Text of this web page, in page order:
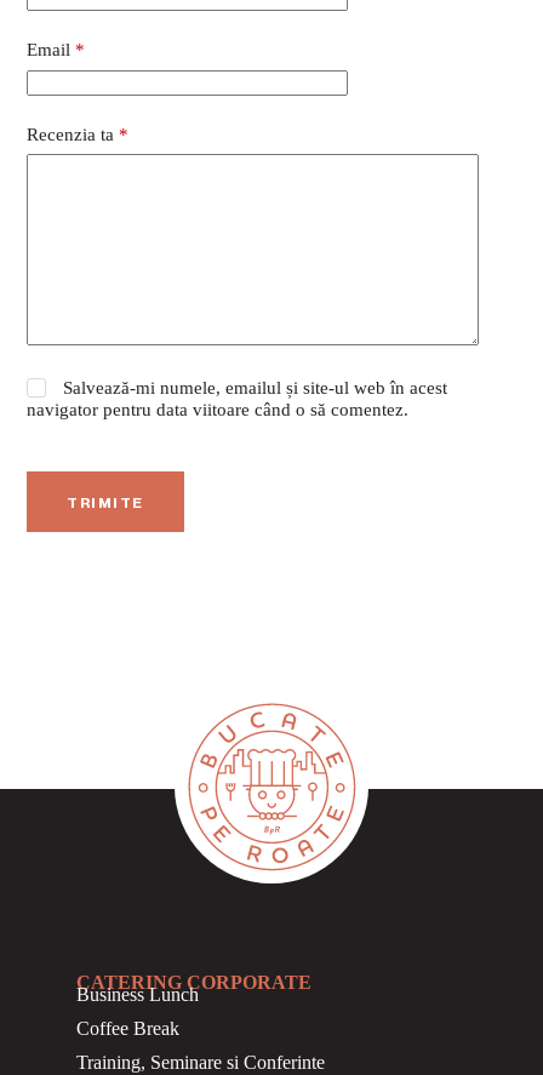
Email *
Recenzia ta *
Salvează-mi numele, emailul și site-ul web în acest
navigator pentru data viitoare când o să comentez.
TRIMITE
CATERING CORPORATE
BusinessLunch
Coffee Break
Training, Seminare si Conferinte